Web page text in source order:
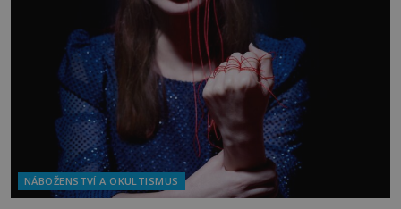
kouzla, jak si někteří myslí, nebo jde o pouhou
pověru? Už šest měsíců pobývá
NÁBOŽENSTVÍ A OKULTISMUS